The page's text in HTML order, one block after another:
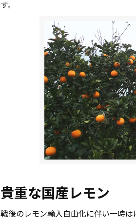
す。
貴重な国産レモン
戦後のレモン輸入自由化に伴い一時